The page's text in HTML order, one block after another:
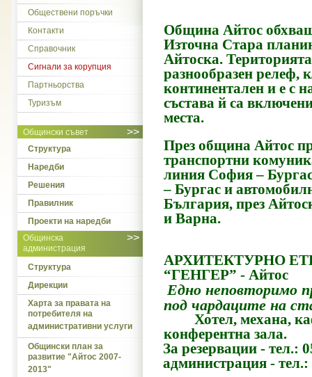
Обществени поръчки
Контакти
Справочник
Сигнали за корупция
Партньорства
Туризъм
>>
Общински съвет
Структура
Наредби
Решения
Правилник
Проекти на наредби
>>
Общинска
администрация
Структура
Дирекции
Харта за правата на
потребителя на
административни услуги
Общински план за
развитие "Айтос 2007-
2013"
Община Айтос
Източна Стара
Айтоска.
разнообразен релеф,
континентален и е с
състава й са
места.
През община Айтос
транспортни
линия София –
– Бургас и
България, през
и Варна.
АРХИТЕКТУРНО
“ГЕНГЕР” - Айтос
Едно неповторимо
под чардаците на
Хотел, механа,
конферентна зала.
За резервации - тел.:
администрация - тел.: